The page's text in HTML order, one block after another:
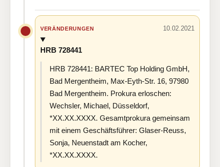
VERÄNDERUNGEN 10.02.2021
HRB 728441
HRB 728441: BARTEC Top Holding GmbH,
Bad Mergentheim, Max-Eyth-Str. 16, 97980
Bad Mergentheim. Prokura erloschen:
Wechsler, Michael, Düsseldorf,
*XX.XX.XXXX. Gesamtprokura gemeinsam
mit einem Geschäftsführer: Glaser-Reuss,
Sonja, Neuenstadt am Kocher,
*XX.XX.XXXX.